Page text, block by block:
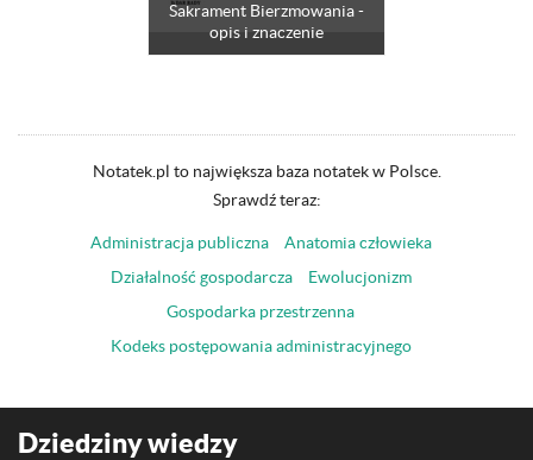
Sakrament Bierzmowania -
opis i znaczenie
Notatek.pl to największa baza notatek w Polsce.
Sprawdź teraz:
Administracja publiczna
Anatomia człowieka
Działalność gospodarcza
Ewolucjonizm
Gospodarka przestrzenna
Kodeks postępowania administracyjnego
Dziedziny wiedzy